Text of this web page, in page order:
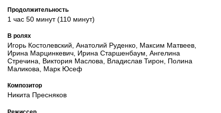
Продолжительность
1 час 50 минут (110 минут)
В ролях
Игорь Костолевский, Анатолий Руденко, Максим Матвеев,
Ирина Марцинкевич, Ирина Старшенбаум, Ангелина
Стречина, Виктория Маслова, Владислав Тирон, Полина
Маликова, Марк Юсеф
Композитор
Никита Пресняков
Режиссер